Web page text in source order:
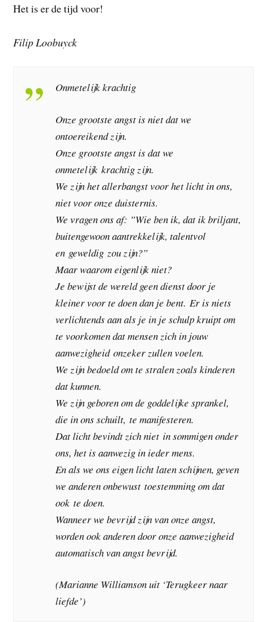
Het is er de tijd voor!
Filip Loobuyck
Onmetelijk krachtig
Onze grootste angst is niet dat we
ontoereikend zijn.
Onze grootste angst is dat we
onmetelijk krachtig zijn.
We zijn het allerbangst voor het licht in ons,
niet voor onze duisternis.
We vragen ons af: ”Wie ben ik, dat ik briljant,
buitengewoon aantrekkelijk, talentvol
en geweldig zou zijn?”
Maar waarom eigenlijk niet?
Je bewijst de wereld geen dienst door je
kleiner voor te doen dan je bent. Er is niets
verlichtends aan als je in je schulp kruipt om
te voorkomen dat mensen zich in jouw
aanwezigheid onzeker zullen voelen.
We zijn bedoeld om te stralen zoals kinderen
dat kunnen.
We zijn geboren om de goddelijke sprankel,
die in ons schuilt, te manifesteren.
Dat licht bevindt zich niet in sommigen onder
ons, het is aanwezig in ieder mens.
En als we ons eigen licht laten schijnen, geven
we anderen onbewust toestemming om dat
ook te doen.
Wanneer we bevrijd zijn van onze angst,
worden ook anderen door onze aanwezigheid
automatisch van angst bevrijd.
(Marianne Williamson uit ‘Terugkeer naar
liefde’)